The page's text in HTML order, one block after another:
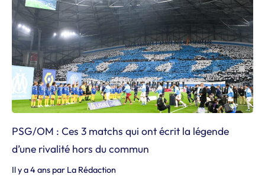
PSG/OM : Ces 3 matchs qui ont écrit la légende
d’une rivalité hors du commun
Il y a 4 ans par La Rédaction